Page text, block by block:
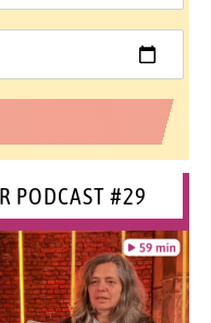
PODCAST #29